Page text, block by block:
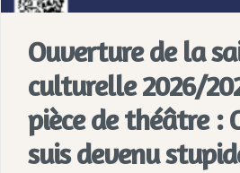
Ouverture de la
culturelle 2026/
pièce de théâtre :
suis devenu